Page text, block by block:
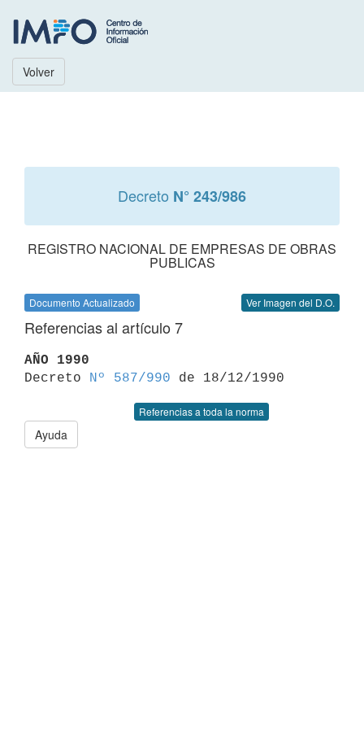
Volver
Decreto N° 243/986
REGISTRO NACIONAL DE EMPRESAS DE OBRAS
PUBLICAS
Documento Actualizado Ver Imagen del D.O.
Referencias al artículo 7
AÑO 1990
Decreto
Nº 587/990
Referencias a toda la norma
Ayuda